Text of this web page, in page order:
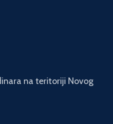
na teritoriji Novog